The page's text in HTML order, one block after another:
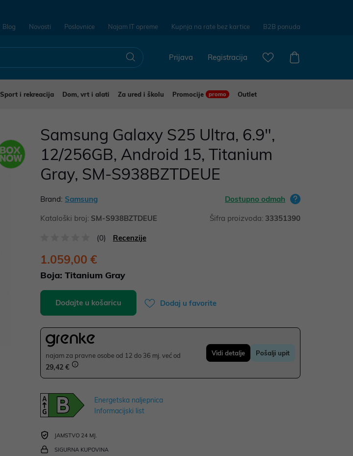
Blog Novosti Poslovnice Najam IT opreme Kupnja na rate bez kartice B2B ponuda
Registracija
Prijava
Sport i rekreacija Dom, vrt i alati Za ured i školu Promocije promo
Outlet
Samsung Galaxy S25 Ultra, 6.9",
12/256GB, Android 15, Titanium
Gray, SM-S938BZTDEUE
Brand: Samsung Dostupno odmah
Kataloški broj: SM-S938BZTDEUE Šifra proizvoda: 33351390
(0) Recenzije
1.059,00 €
Boja: Titanium Gray
Dodajte u košaricu Dodaj u favorite
najam za pravne osobe od 12 do 36 mj. već od
29,42 €
Vidi detalje Pošalji upit
Energetska naljepnica
Informacijski list
JAMSTVO 24 MJ.
SIGURNA KUPOVINA